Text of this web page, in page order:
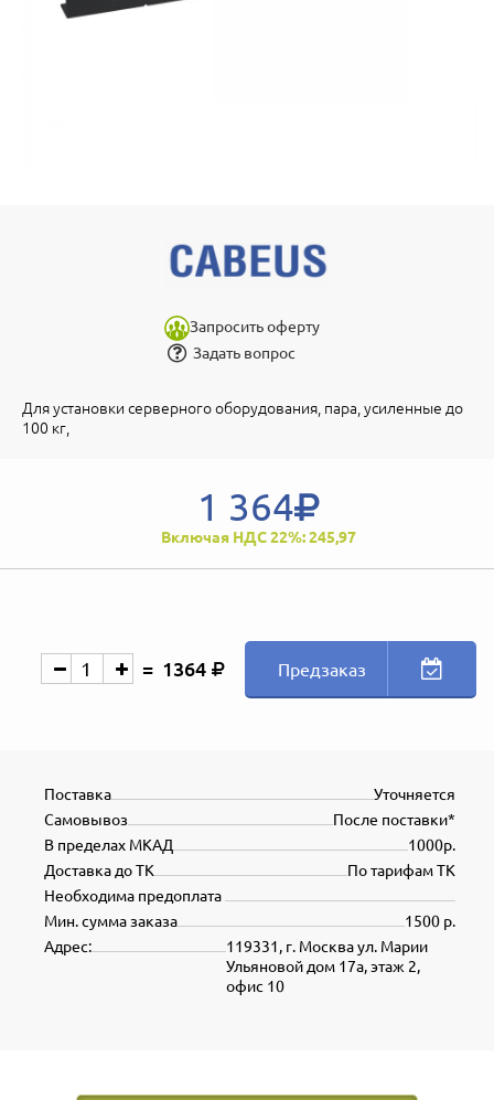
Запросить оферту
Задать вопрос
Для установки серверного оборудования, пара, усиленные до
100 кг,
1 364
Включая НДС 22%: 245,97
1364 Предзаказ
Уточняется
Поставка
После поставки*
Самовывоз
1000р.
В пределах МКАД
По тарифам ТК
Доставка до ТК
Необходима предоплата
1500 р.
Мин. сумма заказа
119331, г. Москва ул. Марии
Ульяновой дом 17а, этаж 2,
офис 10
Адрес: